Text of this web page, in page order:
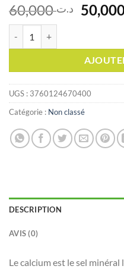
د.ت60,000
Le
prix
était :
UGS : 3760124670400
Catégorie : Non classé
DESCRIPTION
AVIS (0)
Le calcium est le sel minéral